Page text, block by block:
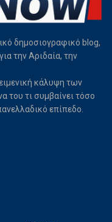
δημοσιογραφικό blog,
την Αριδαία, την
κάλυψη των
του τι συμβαίνει τόσο
επίπεδο.